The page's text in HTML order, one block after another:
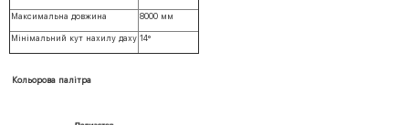
Максимальна довжина 8000 мм
Мінімальний кут нахилу даху 14°
Кольорова палітра